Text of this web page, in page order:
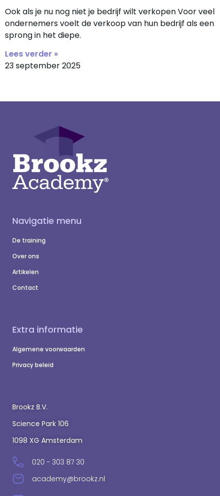
Ook als je nu nog niet je bedrijf wilt verkopen Voor veel
ondernemers voelt de verkoop van hun bedrijf als een
sprong in het diepe.
Lees verder »
23 september 2025
Navigatie menu
De training
Over ons
Artikelen
Contact
Extra informatie
Algemene voorwaarden
Privacy beleid
Brookz B.V.
Science Park 106
1098 XG Amsterdam
020 - 303 87 30
academy@brookz.nl